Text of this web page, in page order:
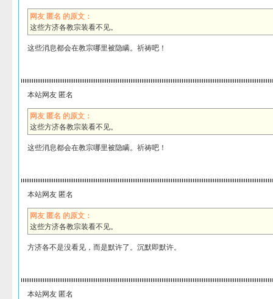
网友 匿名 的原文：
这些方济各教宗装看不见。
这些消息都会在教宗哪里被隐瞒。祈祷吧！
本站网友 匿名
网友 匿名 的原文：
这些方济各教宗装看不见。
这些消息都会在教宗哪里被隐瞒。祈祷吧！
本站网友 匿名
网友 匿名 的原文：
这些方济各教宗装看不见。
方济各不是没看见，而是默许了。沉默即默许。
本站网友 匿名